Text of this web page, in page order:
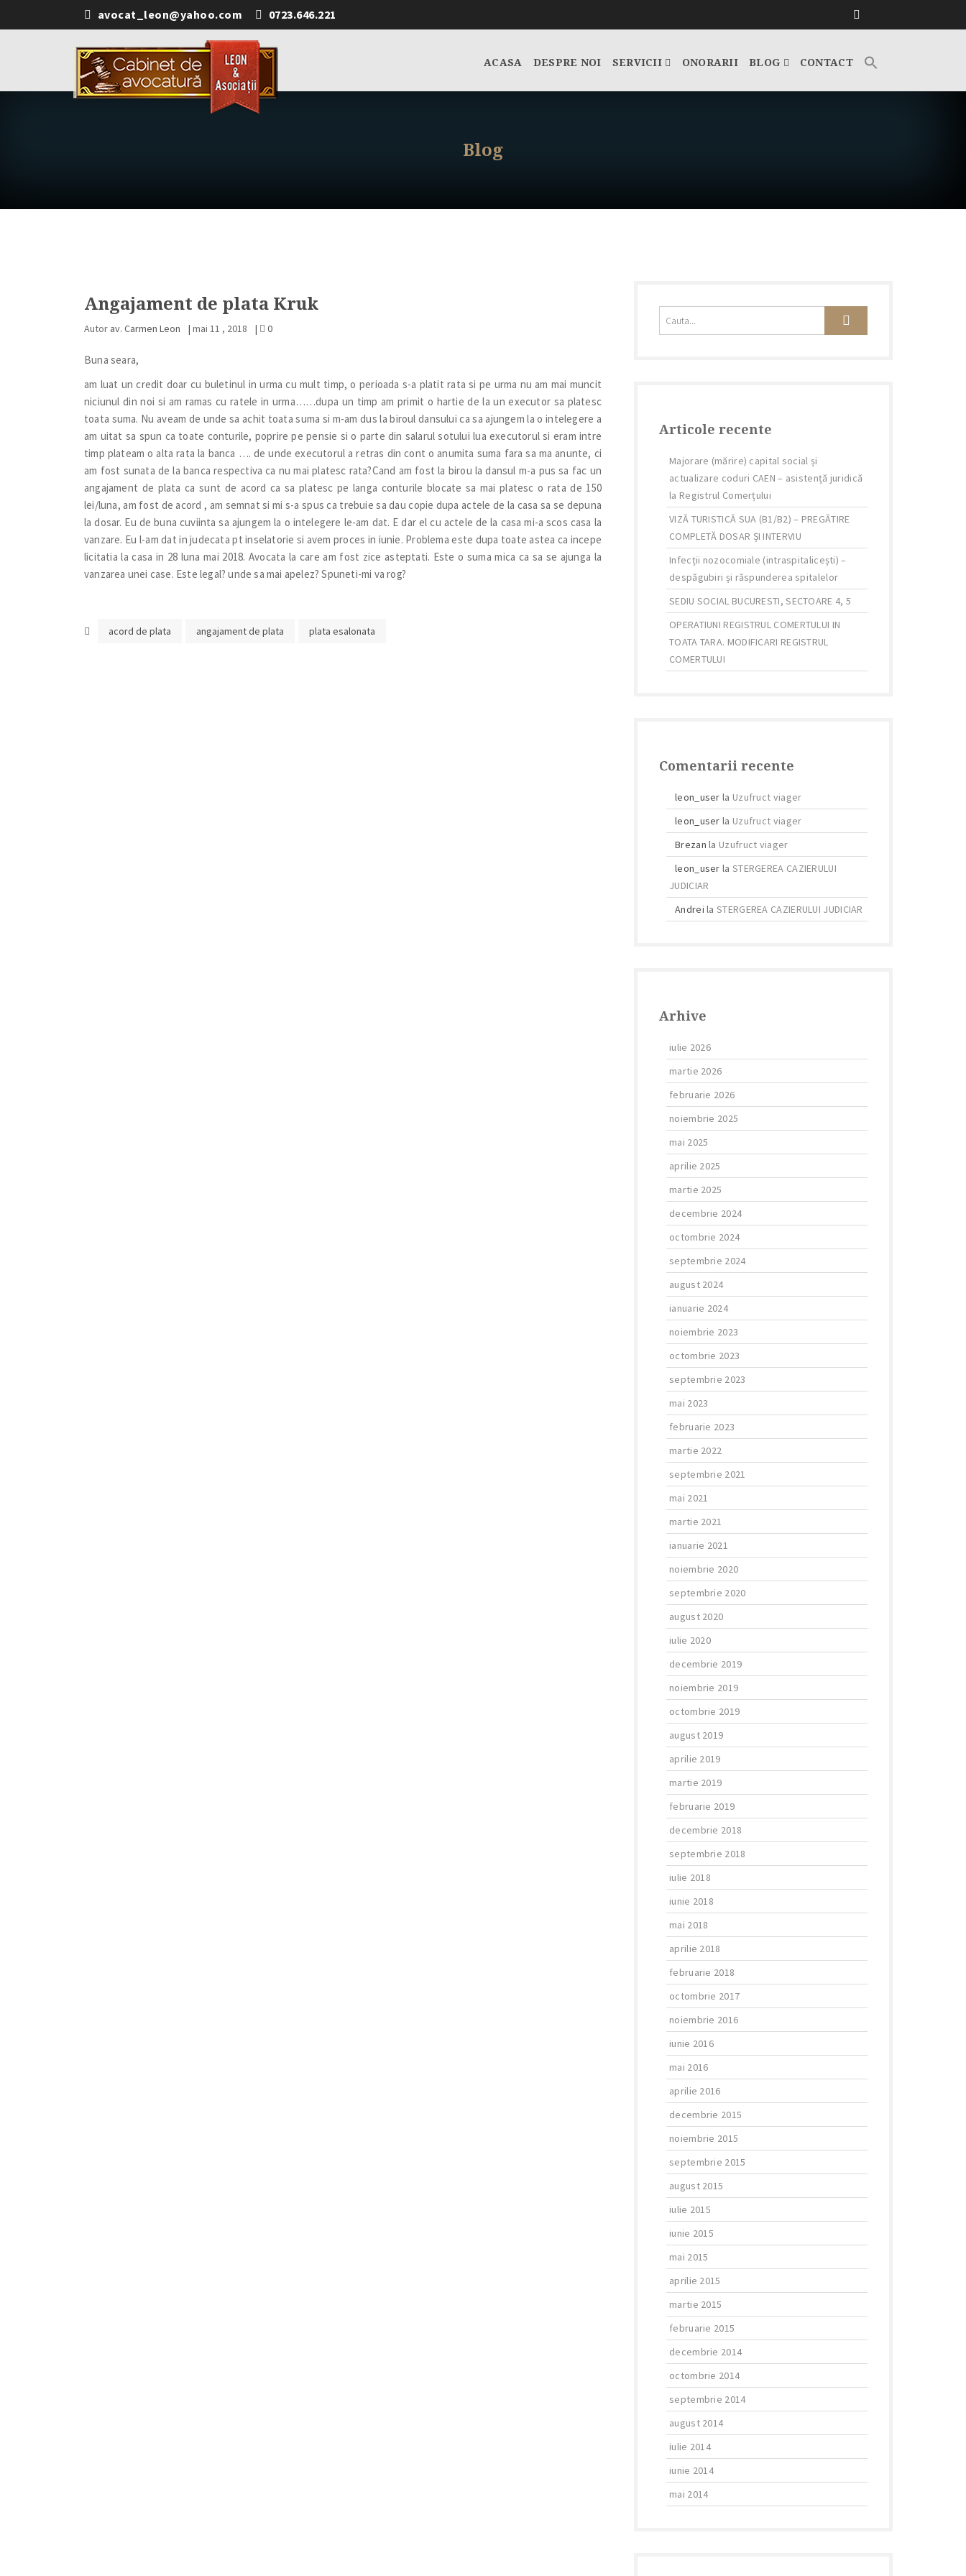
avocat_leon@yahoo.com 0723.646.221
ACASA DESPRE NOI SERVICII ONORARII BLOG CONTACT
Blog
Angajament de plata Kruk
Autor av. Carmen Leon | mai 11 , 2018 | 0
Buna seara,
am luat un credit doar cu buletinul in urma cu mult timp, o perioada s-a platit rata si pe urma nu am mai muncit
niciunul din noi si am ramas cu ratele in urma……dupa un timp am primit o hartie de la un executor sa platesc
toata suma. Nu aveam de unde sa achit toata suma si m-am dus la biroul dansului ca sa ajungem la o intelegere a
am uitat sa spun ca toate conturile, poprire pe pensie si o parte din salarul sotului lua executorul si eram intre
timp plateam o alta rata la banca …. de unde executorul a retras din cont o anumita suma fara sa ma anunte, ci
am fost sunata de la banca respectiva ca nu mai platesc rata?Cand am fost la birou la dansul m-a pus sa fac un
angajament de plata ca sunt de acord ca sa platesc pe langa conturile blocate sa mai platesc o rata de 150
lei/luna, am fost de acord , am semnat si mi s-a spus ca trebuie sa dau copie dupa actele de la casa sa se depuna
la dosar. Eu de buna cuviinta sa ajungem la o intelegere le-am dat. E dar el cu actele de la casa mi-a scos casa la
vanzare. Eu l-am dat in judecata pt inselatorie si avem proces in iunie. Problema este dupa toate astea ca incepe
licitatia la casa in 28 luna mai 2018. Avocata la care am fost zice asteptati. Este o suma mica ca sa se ajunga la
vanzarea unei case. Este legal? unde sa mai apelez? Spuneti-mi va rog?
acord de plata angajament de plata plata esalonata
Articole recente
Majorare (mărire) capital social și
actualizare coduri CAEN – asistență juridică
la Registrul Comerțului
VIZĂ TURISTICĂ SUA (B1/B2) – PREGĂTIRE
COMPLETĂ DOSAR ȘI INTERVIU
Infecții nozocomiale (intraspitalicești) –
despăgubiri și răspunderea spitalelor
SEDIU SOCIAL BUCURESTI, SECTOARE 4, 5
OPERATIUNI REGISTRUL COMERTULUI IN
TOATA TARA. MODIFICARI REGISTRUL
COMERTULUI
Comentarii recente
leon_user la Uzufruct viager
leon_user la Uzufruct viager
Brezan la Uzufruct viager
leon_user la STERGEREA CAZIERULUI
JUDICIAR
Andrei laSTERGEREA CAZIERULUI JUDICIAR
Arhive
iulie 2026
martie 2026
februarie 2026
noiembrie 2025
mai 2025
aprilie 2025
martie 2025
decembrie 2024
octombrie 2024
septembrie 2024
august 2024
ianuarie 2024
noiembrie 2023
octombrie 2023
septembrie 2023
mai 2023
februarie 2023
martie 2022
septembrie 2021
mai 2021
martie 2021
ianuarie 2021
noiembrie 2020
septembrie 2020
august 2020
iulie 2020
decembrie 2019
noiembrie 2019
octombrie 2019
august 2019
aprilie 2019
martie 2019
februarie 2019
decembrie 2018
septembrie 2018
iulie 2018
iunie 2018
mai 2018
aprilie 2018
februarie 2018
octombrie 2017
noiembrie 2016
iunie 2016
mai 2016
aprilie 2016
decembrie 2015
noiembrie 2015
septembrie 2015
august 2015
iulie 2015
iunie 2015
mai 2015
aprilie 2015
martie 2015
februarie 2015
decembrie 2014
octombrie 2014
septembrie 2014
august 2014
iulie 2014
iunie 2014
mai 2014